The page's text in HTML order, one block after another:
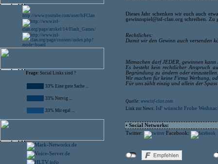
Frage: Social Links sind ?
33% Eine gute Sache ...
33% Nervig ...
33% Mir egal ...
Dieses Jahr schenken wir euch auch
gewinnspiel@isf-clan.org schreiben. Zu
Rechtliches:
Damit wir den Gewinn auch versenden
Mitmachen darf JEDER, gewinnen
Es besteht kein rechtlicher Anspruch
Begründung zu ändern oder
Wir machen für keine Firma Werbung,
Für uns zählt einzig und allein der
Quelle: www.isf-clan.com
Link zur News:
IsF wünscht Frohe
• Social Networks:
Twitter:
Facebook: